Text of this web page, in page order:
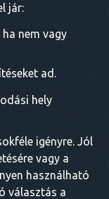
jár:
nem vagy
ad.
hely
igényre. Jól
vagy a
használható
választás a